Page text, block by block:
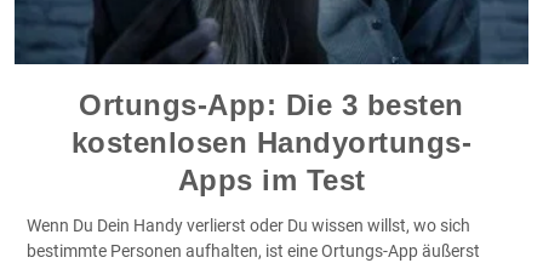
Ortungs-App: Die 3 besten
kostenlosen Handyortungs-
Apps im Test
Wenn Du Dein Handy verlierst oder Du wissen willst, wo sich
bestimmte Personen aufhalten, ist eine Ortungs-App äußerst